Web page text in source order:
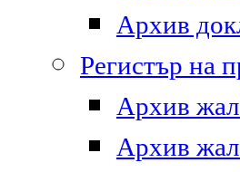
Архив
Регистър на
Архив
Архив